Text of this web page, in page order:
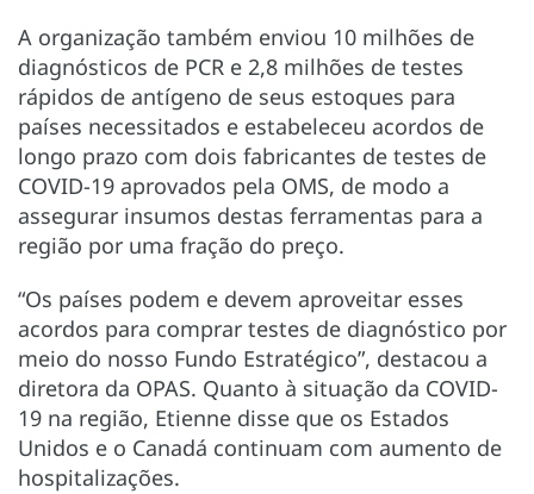
A organização também enviou 10 milhões de
diagnósticos de PCR e 2,8 milhões de testes
rápidos de antígeno de seus estoques para
países necessitados e estabeleceu acordos de
longo prazo com dois fabricantes de testes de
COVID-19 aprovados pela OMS, de modo a
assegurar insumos destas ferramentas para a
região por uma fração do preço.
“Os países podem e devem aproveitar esses
acordos para comprar testes de diagnóstico por
meio do nosso Fundo Estratégico”, destacou a
diretora da OPAS. Quanto à situação da COVID-
19 na região, Etienne disse que os Estados
Unidos e o Canadá continuam com aumento de
hospitalizações.